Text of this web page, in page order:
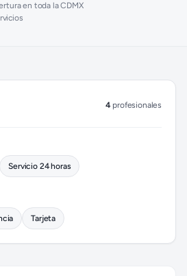
en toda la CDMX
Iztapalapa (colonia Sierra de
4 profesionales
Servicio 24 horas
Tarjeta